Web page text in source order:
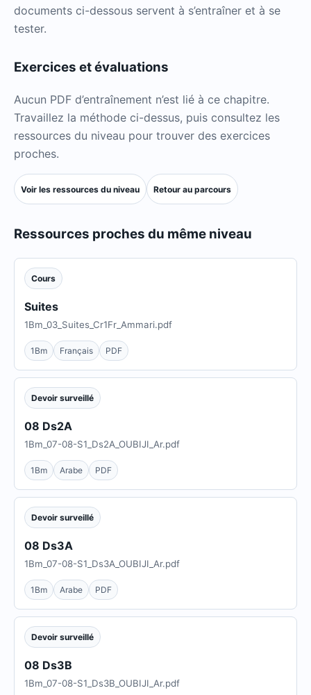
documents ci-dessous servent à s’entraîner et à se
tester.
Exercices et évaluations
Aucun PDF d’entraînement n’est lié à ce chapitre.
Travaillez la méthode ci-dessus, puis consultez les
ressources du niveau pour trouver des exercices
proches.
Voir les ressources du niveau Retour au parcours
Ressources proches du même niveau
Cours
Suites
1Bm_03_Suites_Cr1Fr_Ammari.pdf
1Bm Français PDF
Devoir surveillé
08 Ds2A
1Bm_07-08-S1_Ds2A_OUBIJI_Ar.pdf
1Bm Arabe PDF
Devoir surveillé
08 Ds3A
1Bm_07-08-S1_Ds3A_OUBIJI_Ar.pdf
1Bm Arabe PDF
Devoir surveillé
08 Ds3B
1Bm_07-08-S1_Ds3B_OUBIJI_Ar.pdf